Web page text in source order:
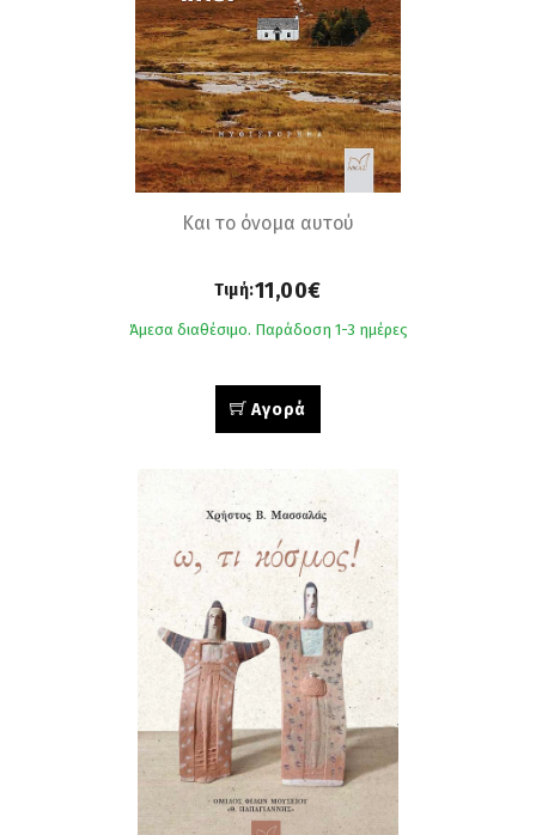
Και το όνομα αυτού
Τιμή:11,00€
Άμεσα διαθέσιμο. Παράδοση 1-3 ημέρες
Αγορά